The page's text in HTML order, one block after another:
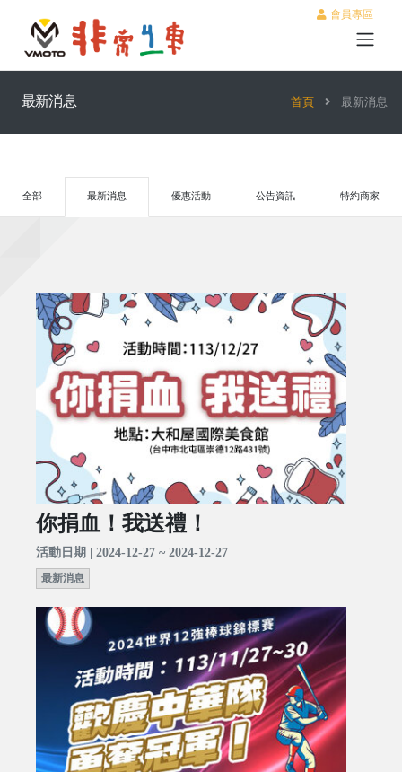
會員專區
最新消息 首頁 最新消息
全部 最新消息 優惠活動 公告資訊 特約商家
你捐血！我送禮！
活動日期 | 2024-12-27 ~ 2024-12-27
最新消息